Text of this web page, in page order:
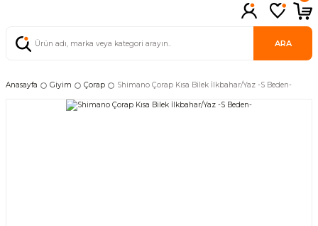
ARA
Anasayfa Giyim Çorap Shimano Çorap Kısa Bilek İlkbahar/Yaz -S Beden-